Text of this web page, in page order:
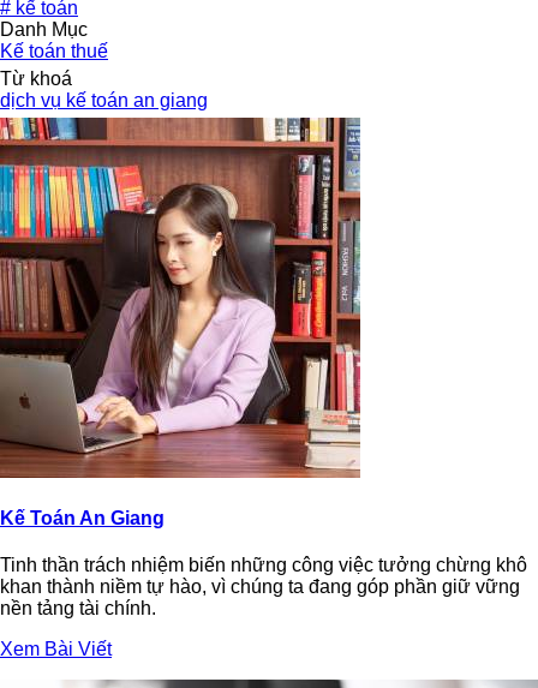
# kế toán
Danh Mục
Kế toán thuế
Từ khoá
dịch vụ kế toán an giang
Kế Toán An Giang
Tinh thần trách nhiệm biến những công việc tưởng chừng khô
khan thành niềm tự hào, vì chúng ta đang góp phần giữ vững
nền tảng tài chính.
Xem Bài Viết